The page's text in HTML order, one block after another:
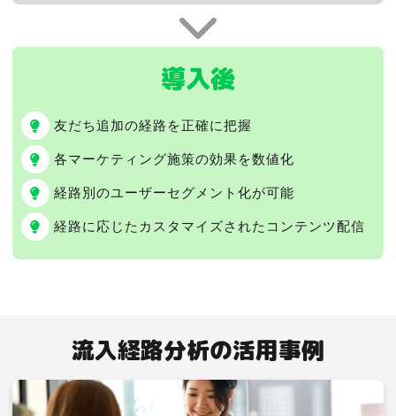
導入後
友だち追加の経路を正確に把握
各マーケティング施策の効果を数値化
経路別のユーザーセグメント化が可能
経路に応じたカスタマイズされたコンテンツ配信
流入経路分析の活用事例